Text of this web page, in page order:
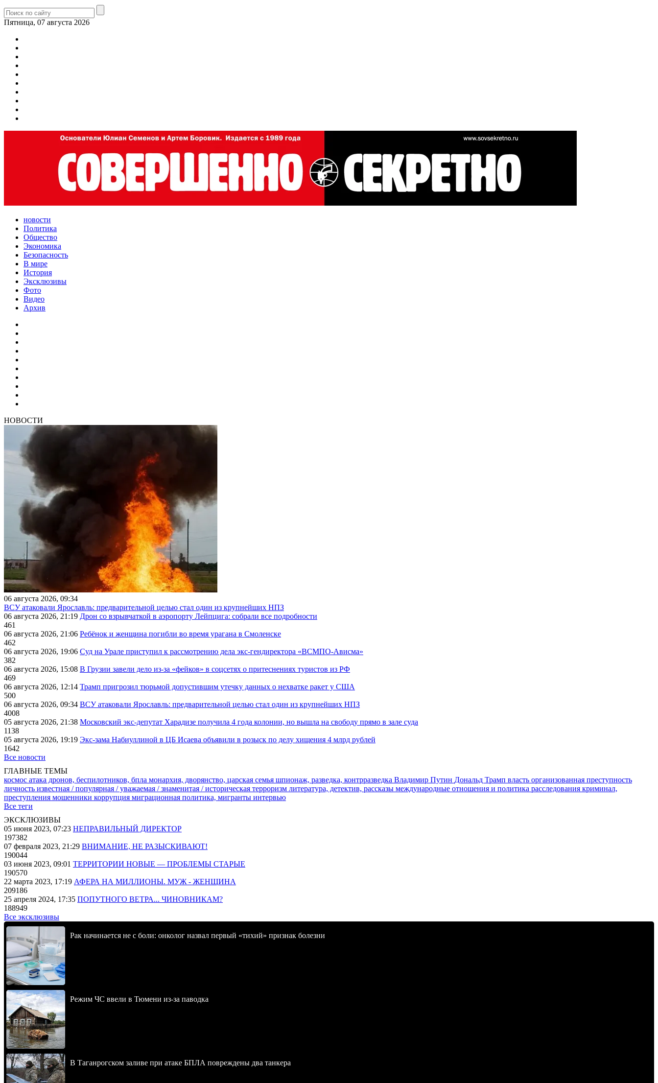
Пятница, 07 августа 2026
новости
Политика
Общество
Экономика
Безопасность
В мире
История
Эксклюзивы
Фото
Видео
Архив
НОВОСТИ
06 августа 2026, 09:34
ВСУ атаковали Ярославль: предварительной целью стал один из крупнейших НПЗ
06 августа 2026, 21:19 Дрон со взрывчаткой в аэропорту Лейпцига: собрали все подробности
461
06 августа 2026, 21:06 Ребёнок и женщина погибли во время урагана в Смоленске
462
06 августа 2026, 19:06 Суд на Урале приступил к рассмотрению дела экс-гендиректора «ВСМПО-Ависма»
382
06 августа 2026, 15:08 В Грузии завели дело из-за «фейков» в соцсетях о притеснениях туристов из РФ
469
06 августа 2026, 12:14 Трамп пригрозил тюрьмой допустившим утечку данных о нехватке ракет у США
500
06 августа 2026, 09:34 ВСУ атаковали Ярославль: предварительной целью стал один из крупнейших НПЗ
4008
05 августа 2026, 21:38 Московский экс-депутат Харадизе получила 4 года колонии, но вышла на свободу прямо в зале суда
1138
05 августа 2026, 19:19 Экс-зама Набиуллиной в ЦБ Исаева объявили в розыск по делу хищения 4 млрд рублей
1642
Все новости
ГЛАВНЫЕ ТЕМЫ
космос атака дронов, беспилотников, бпла монархия, дворянство, царская семья шпионаж, разведка, контрразведка Владимир Путин Дональд Трамп власть организованная преступность
личность известная / популярная / уважаемая / знаменитая / историческая терроризм литература, детектив, рассказы международные отношения и политика расследования криминал,
преступления мошенники коррупция миграционная политика, мигранты интервью
Все теги
ЭКСКЛЮЗИВЫ
05 июня 2023, 07:23 НЕПРАВИЛЬНЫЙ ДИРЕКТОР
197382
07 февраля 2023, 21:29 ВНИМАНИЕ, НЕ РАЗЫСКИВАЮТ!
190044
03 июня 2023, 09:01 ТЕРРИТОРИИ НОВЫЕ — ПРОБЛЕМЫ СТАРЫЕ
190570
22 марта 2023, 17:19 АФЕРА НА МИЛЛИОНЫ. МУЖ - ЖЕНЩИНА
209186
25 апреля 2024, 17:35 ПОПУТНОГО ВЕТРА... ЧИНОВНИКАМ?
188949
Все эксклюзивы
Рак начинается не с боли: онколог назвал первый «тихий» признак болезни
Режим ЧС ввели в Тюмени из-за паводка
В Таганрогском заливе при атаке БПЛА повреждены два танкера